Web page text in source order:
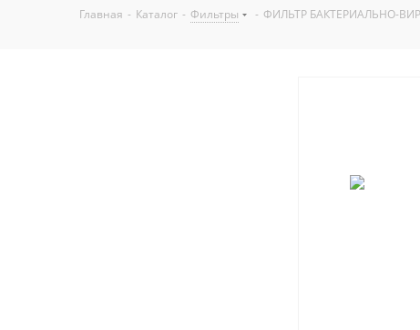
Главная - Каталог - Фильтры - ФИЛЬТР БАКТЕРИАЛЬНО-